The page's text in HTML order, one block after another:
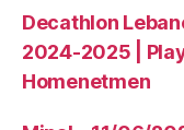
Decathlon
2024-2025 |
Homenetmen